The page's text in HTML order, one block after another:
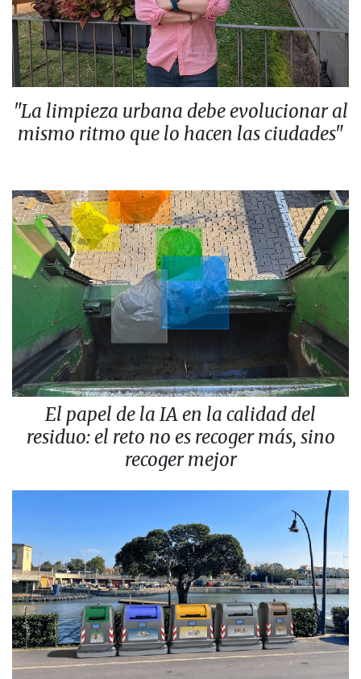
"La limpieza urbana debe evolucionar al
mismo ritmo que lo hacen las ciudades"
El papel de la IA en la calidad del
residuo: el reto no es recoger más, sino
recoger mejor